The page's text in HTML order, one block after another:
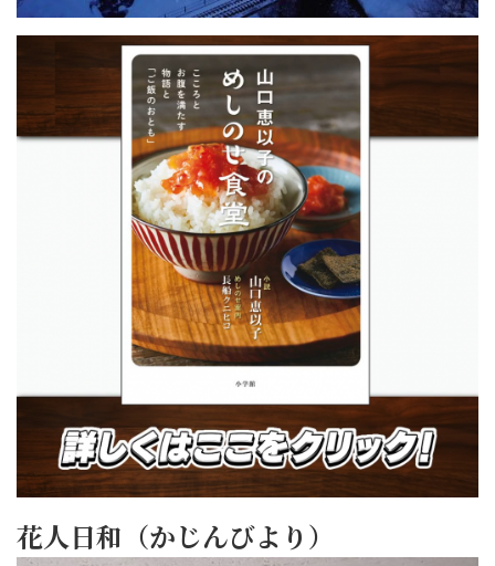
花人日和（かじんびより）